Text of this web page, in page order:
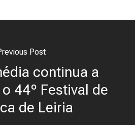
Post
continua a
44º Festival de
de Leiria